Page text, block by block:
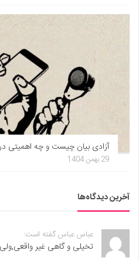
آزادی بیان چیست و چه اهمیتی
29 بهمن 1404
آخرین دیدگاه‌ها
عباس عباس گفته است:
تخیلی و گاهی غیر